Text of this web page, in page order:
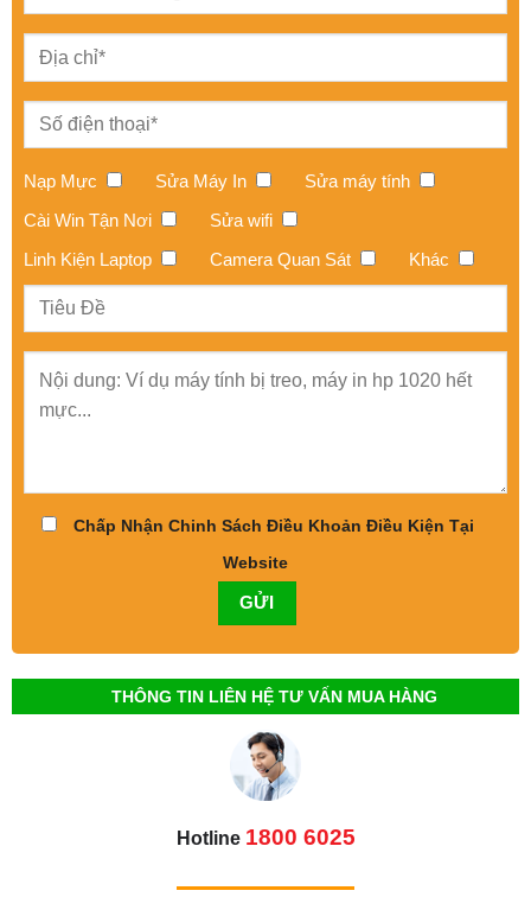
Nạp Mực Sửa Máy In
Sửa máy tính
Cài Win Tận Nơi
Sửa wifi
Linh Kiện Laptop
Camera Quan Sát Khác
Chấp Nhận Chinh Sách Điều Khoản Điều Kiện Tại
Website
THÔNG TIN LIÊN HỆ TƯ VẤN MUA HÀNG
Hotline 1800 6025